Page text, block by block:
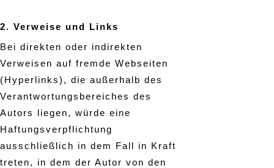
2. Verweise und Links
Bei direkten oder indirekten
Verweisen auf fremde Webseiten
(Hyperlinks), die außerhalb des
Verantwortungsbereiches des
Autors liegen, würde eine
Haftungsverpflichtung
ausschließlich in dem Fall in Kraft
treten, in dem der Autor von den